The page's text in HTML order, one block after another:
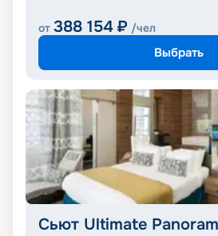
от 388 154 ₽ /чел
Выбрать
Сьют Ultimate